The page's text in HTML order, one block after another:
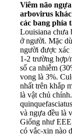
Viêm não
arbovirus
các bang phía
Louisiana chưa
ở người. Mặc
người được xác
1-2 trường hợp/
số ca nhiễm
vong là 3%.
nhất trên khắp
là vật chủ
và ngựa đều là
Giống như
có vắc-xin nào